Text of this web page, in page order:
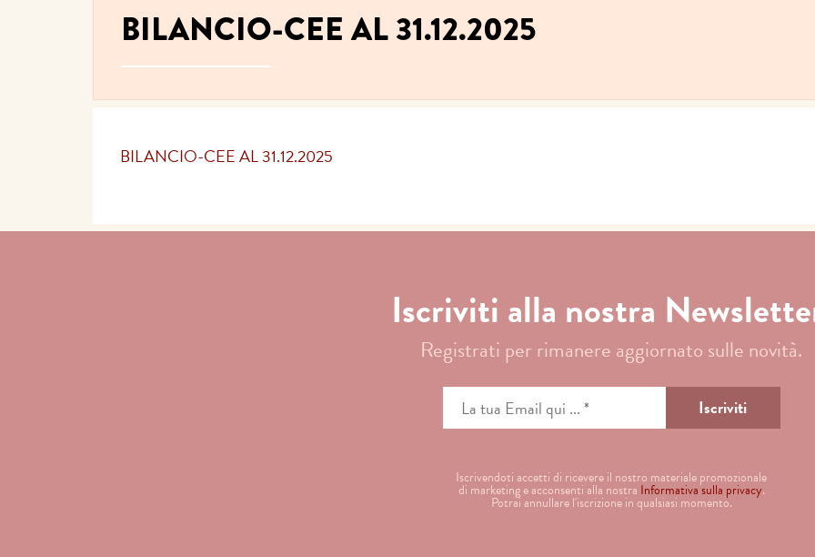
BILANCIO-CEE AL 31.12.2025
BILANCIO-CEE AL 31.12.2025
Iscriviti alla nostra
Registrati per rimanere aggiornato sulle novità.
Iscrivendoti accetti di ricevere il nostro materiale promozionale
di marketing e acconsenti alla nostra Informativa sulla privacy.
Potrai annullare l'iscrizione in qualsiasi momento.